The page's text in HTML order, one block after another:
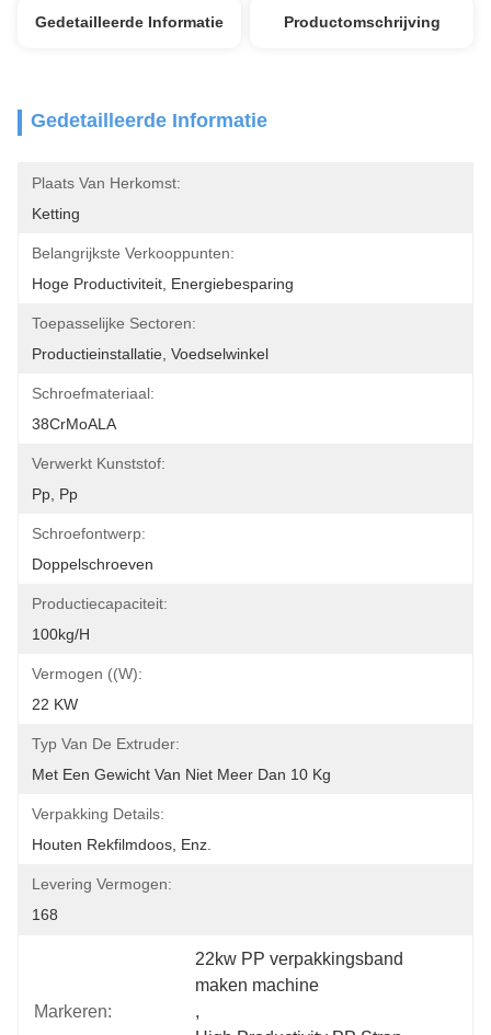
Gedetailleerde Informatie Productomschrijving
Gedetailleerde Informatie
Plaats Van Herkomst:
Ketting
Belangrijkste Verkooppunten:
Hoge Productiviteit, Energiebesparing
Toepasselijke Sectoren:
Productieinstallatie, Voedselwinkel
Schroefmateriaal:
38CrMoALA
Verwerkt Kunststof:
Pp, Pp
Schroefontwerp:
Doppelschroeven
Productiecapaciteit:
100kg/h
Vermogen ((w):
22 KW
Typ Van De Extruder:
Met Een Gewicht Van Niet Meer Dan 10 Kg
Verpakking Details:
Houten Rekfilmdoos, Enz.
Levering Vermogen:
168
Markeren:
22kw PP verpakkingsband
maken machine
,